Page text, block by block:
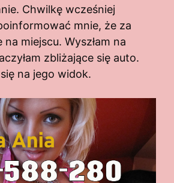
Chwilkę wcześniej
mnie, że za
miejscu. Wyszłam na
zbliżające się auto.
na jego widok.